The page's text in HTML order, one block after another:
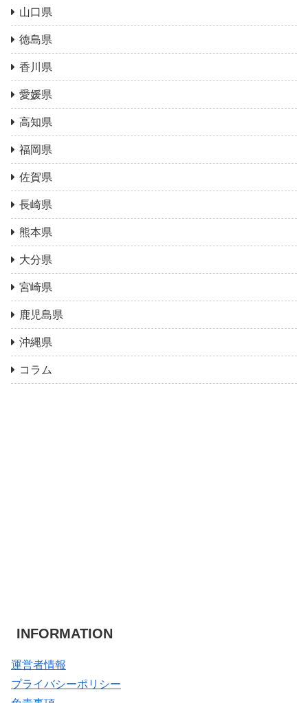
山口県
徳島県
香川県
愛媛県
高知県
福岡県
佐賀県
長崎県
熊本県
大分県
宮崎県
鹿児島県
沖縄県
コラム
INFORMATION
運営者情報
プライバシーポリシー